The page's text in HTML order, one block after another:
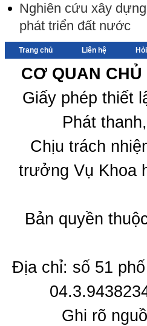
Nghiên cứu xây
phát triển đất nước
Trang chủ Liên hệ
CƠ QUAN
Giấy phép thiết
Phát
Chịu trách
trưởng Vụ Khoa
Bản quyền
Địa chỉ: số 51
Ghi rõ